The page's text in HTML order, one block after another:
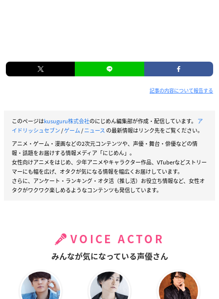
記事の内容について報告する
このページはkusuguru株式会社のにじめん編集部が作成・配信しています。 ア
イドリッシュセブン/ゲーム/ニュース の最新情報はリンク先をご覧ください。
アニメ・ゲーム・漫画などの2次元コンテンツや、声優・舞台・俳優などの情
報・話題をお届けする情報メディア「にじめん」。
女性向けアニメをはじめ、少年アニメやキャラクター作品、VTuberなどストリー
マーにも幅を広げ、オタクが気になる情報を幅広くお届けしています。
さらに、アンケート・ランキング・オタ活（推し活）お役立ち情報など、女性オ
タクがワクワク楽しめるようなコンテンツも発信しています。
VOICE ACTOR
みんなが気になっている声優さん